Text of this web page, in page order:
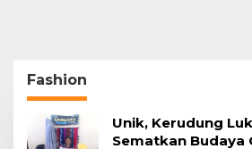
Fashion
Unik, Kerudung
Sematkan Budaya